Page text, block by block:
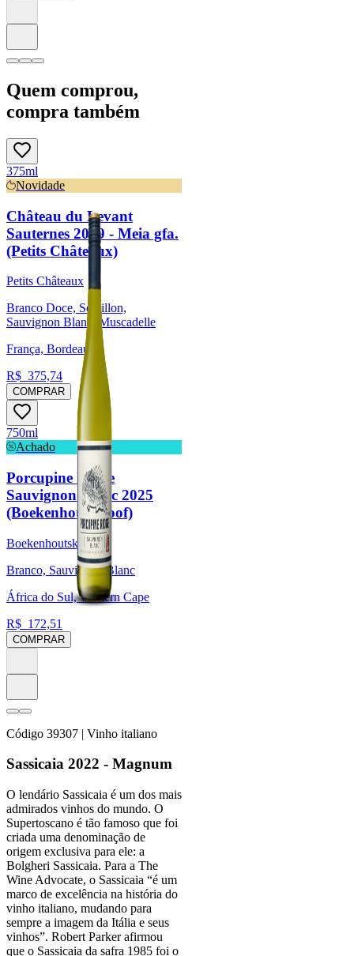
Quem comprou,
compra também
375ml
Novidade
Château du Levant
Sauternes 2019 - Meia gfa.
(Petits Châteaux)
Petits Châteaux
Branco Doce, Sémillon,
Sauvignon Blanc, Muscadelle
França, Bordeaux
R$ 375,74
COMPRAR
750ml
Achado
Porcupine Ridge
Sauvignon Blanc 2025
(Boekenhoutskloof)
Boekenhoutskloof
Branco, Sauvignon Blanc
África do Sul, Western Cape
R$ 172,51
COMPRAR
Código 39307 | Vinho italiano
Sassicaia 2022 - Magnum
O lendário Sassicaia é um dos mais
admirados vinhos do mundo. O
Supertoscano é tão famoso que foi
criada uma denominação de
origem exclusiva para ele: a
Bolgheri Sassicaia. Para a The
Wine Advocate, o Sassicaia “é um
marco de excelência na história do
vinho italiano, mudando para
sempre a imagem da Itália e seus
vinhos”. Robert Parker afirmou
que o Sassicaia da safra 1985 foi o